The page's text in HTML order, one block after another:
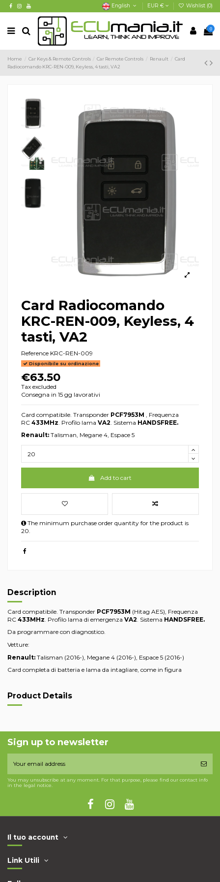
English EUR € Wishlist (0)
0
Home Car Keys & Remote Controls Car Remote Controls Renault
Card
Radiocomando KRC-REN-009, Keyless, 4 tasti, VA2
Card Radiocomando
KRC-REN-009, Keyless, 4
tasti, VA2
Reference KRC-REN-009
Disponibile su ordinazione
€63.50
Tax excluded
Consegna in 15 gg lavorativi
Card compatibile. Transponder PCF7953M , Frequenza
RC 433MHz . Profilo lama VA2 . Sistema HANDSFREE.
Renault: Talisman, Megane 4, Espace 5
Add to cart
The minimum purchase order quantity for the product is
20.
Description
Card compatibile. Transponder PCF7953M (Hitag AES), Frequenza
RC 433MHz . Profilo lama di emergenza VA2 . Sistema HANDSFREE.
Da programmare con diagnostico.
Vetture:
Renault: Talisman (2016-), Megane 4 (2016-), Espace 5 (2016-)
Card completa di batteria e lama da intagliare, come in figura
Product Details
Sign up to newsletter
You may unsubscribe at any moment. For that purpose, please find our contact info
in the legal notice.
Il tuo account
Link Utili